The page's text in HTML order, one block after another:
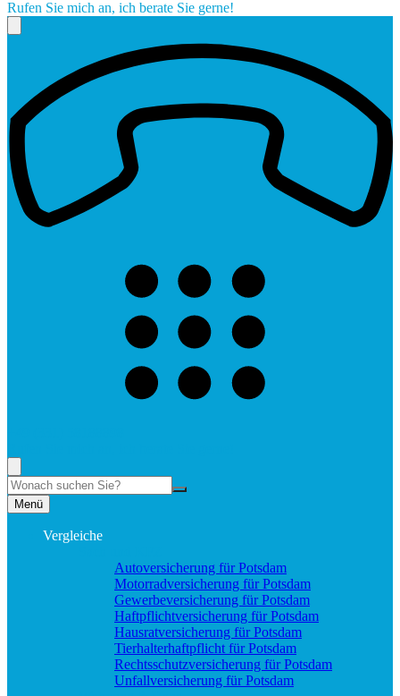
Rufen Sie mich an, ich berate Sie gerne!
Suche
Menü
Vergleiche
Autoversicherung für Potsdam
Motorradversicherung für Potsdam
Gewerbeversicherung für Potsdam
Haftpflichtversicherung für Potsdam
Hausratversicherung für Potsdam
Tierhalterhaftpflicht für Potsdam
Rechtsschutzversicherung für Potsdam
Unfallversicherung für Potsdam